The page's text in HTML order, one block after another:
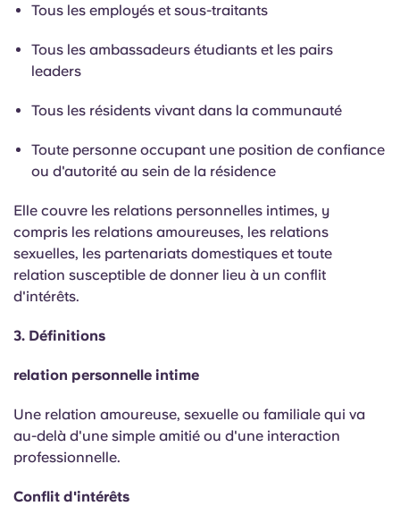
Tous les employés et sous-traitants
Tous les ambassadeurs étudiants et les pairs
leaders
Tous les résidents vivant dans la communauté
Toute personne occupant une position de confiance
ou d'autorité au sein de la résidence
Elle couvre les relations personnelles intimes, y
compris les relations amoureuses, les relations
sexuelles, les partenariats domestiques et toute
relation susceptible de donner lieu à un conflit
d'intérêts.
3. Définitions
relation personnelle intime
Une relation amoureuse, sexuelle ou familiale qui va
au-delà d'une simple amitié ou d'une interaction
professionnelle.
Conflit d'intérêts